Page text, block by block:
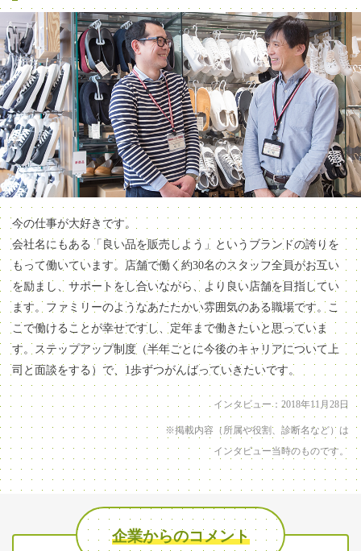
今の仕事が大好きです。
会社名にもある「良い品を販売しよう」というブランドの誇りを
もって働いています。店舗で働く約30名のスタッフ全員がお互い
を励まし、サポートをし合いながら、より良い店舗を目指してい
ます。ファミリーのようなあたたかい雰囲気のある職場です。こ
こで働けることが幸せですし、定年まで働きたいと思っていま
す。ステップアップ制度（半年ごとに今後のキャリアについて上
司と面談をする）で、1歩ずつがんばっていきたいです。
インタビュー：2018年11月28日
※掲載内容（所属や役割、診断名など）は
インタビュー当時のものです。
企業からのコメント